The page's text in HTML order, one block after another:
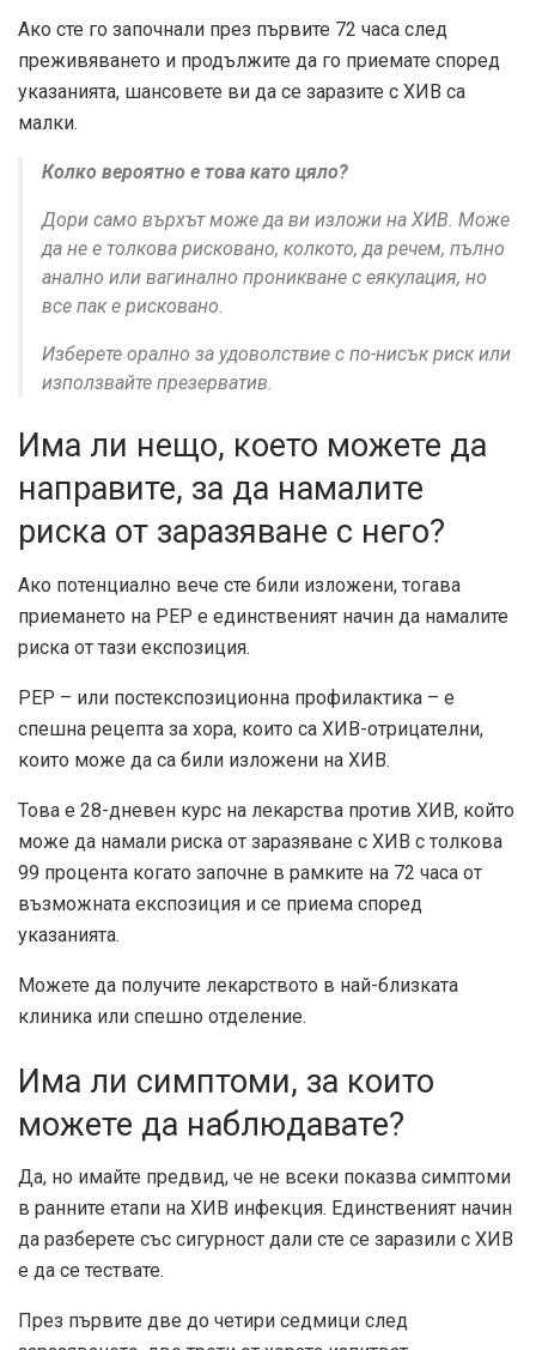
Ако сте го започнали през първите 72 часа след
преживяването и продължите да го приемате според
указанията, шансовете ви да се заразите с ХИВ са
малки.
Колко вероятно е това като цяло?
Дори само върхът може да ви изложи на ХИВ. Може
да не е толкова рисковано, колкото, да речем, пълно
анално или вагинално проникване с еякулация, но
все пак е рисковано.
Изберете орално за удоволствие с по-нисък риск или
използвайте презерватив.
Има ли нещо, което можете да
направите, за да намалите
риска от заразяване с него?
Ако потенциално вече сте били изложени, тогава
приемането на PEP е единственият начин да намалите
риска от тази експозиция.
PEP – или постекспозиционна профилактика – е
спешна рецепта за хора, които са ХИВ-отрицателни,
които може да са били изложени на ХИВ.
Това е 28-дневен курс на лекарства против ХИВ, който
може да намали риска от заразяване с ХИВ с толкова
99 процента когато започне в рамките на 72 часа от
възможната експозиция и се приема според
указанията.
Можете да получите лекарството в най-близката
клиника или спешно отделение.
Има ли симптоми, за които
можете да наблюдавате?
Да, но имайте предвид, че не всеки показва симптоми
в ранните етапи на ХИВ инфекция. Единственият начин
да разберете със сигурност дали сте се заразили с ХИВ
е да се тествате.
През първите две до четири седмици след